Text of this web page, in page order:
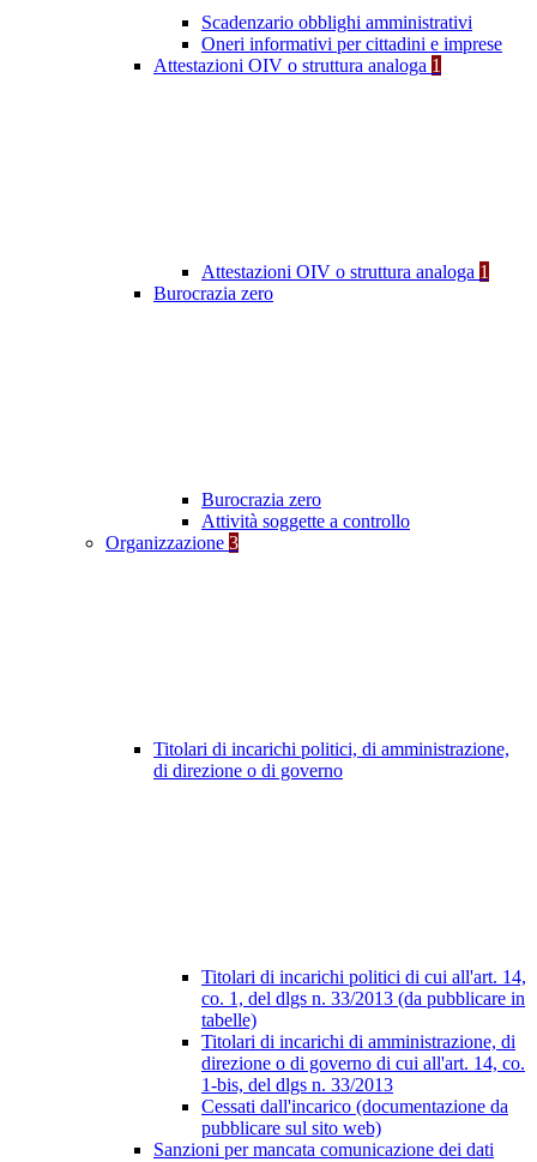
Scadenzario obblighi amministrativi
Oneri informativi per cittadini e imprese
Attestazioni OIV o struttura analoga 1
Attestazioni OIV o struttura analoga 1
Burocrazia zero
Burocrazia zero
Attività soggette a controllo
Organizzazione 3
Titolari di incarichi politici, di amministrazione,
di direzione o di governo
Titolari di incarichi politici di cui all'art. 14,
co. 1, del dlgs n. 33/2013 (da pubblicare in
tabelle)
Titolari di incarichi di amministrazione, di
direzione o di governo di cui all'art. 14, co.
1-bis, del dlgs n. 33/2013
Cessati dall'incarico (documentazione da
pubblicare sul sito web)
Sanzioni per mancata comunicazione dei dati